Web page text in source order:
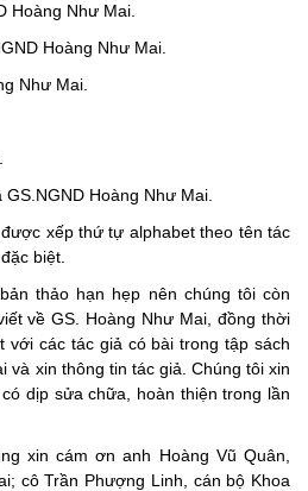
Hoàng Như Mai.
Hoàng Như Mai.
Như Mai.
Hoàng Như Mai.
xếp thứ tự alphabet theo tên tác
biệt.
thảo hạn hẹp nên chúng tôi còn
về GS. Hoàng Như Mai, đồng thời
với các tác giả có bài trong tập sách
và xin thông tin tác giả. Chúng tôi xin
dịp sửa chữa, hoàn thiện trong lần
xin cám ơn anh Hoàng Vũ Quân,
cô Trần Phượng Linh, cán bộ Khoa